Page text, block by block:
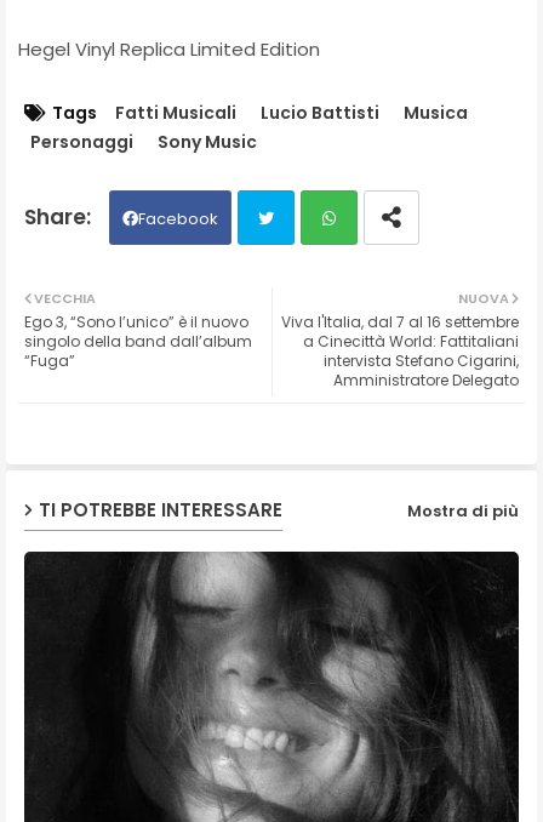
Hegel Vinyl Replica Limited Edition
Tags Fatti Musicali Lucio Battisti
Musica
Personaggi
Sony Music
Facebook
ats
ap
NUOVA
Viva l'Italia, dal 7 al 16 settembre
a Cinecittà World: Fattitaliani
intervista Stefano Cigarini,
Amministratore Delegato
VECCHIA
Ego 3, “Sono l’unico” è il nuovo
singolo della band dall’album
“Fuga”
TI POTREBBE INTERESSARE Mostra di più